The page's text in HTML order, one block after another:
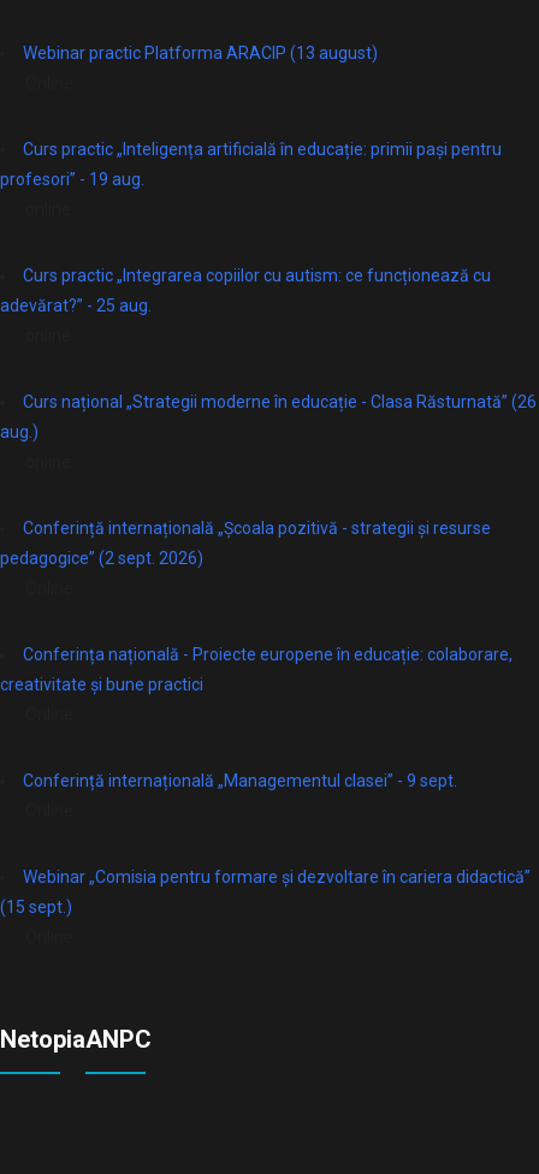
Webinar practic Platforma ARACIP (13 august)
Curs practic „Inteligența artificială în educație: primii pași pentru
profesori” - 19 aug.
Curs practic „Integrarea copiilor cu autism: ce funcționează cu
adevărat?” - 25 aug.
Curs național „Strategii moderne în educație - Clasa Răsturnată” (26
aug.)
Conferință internațională „Școala pozitivă - strategii și resurse
pedagogice” (2 sept. 2026)
Conferința națională - Proiecte europene în educație: colaborare,
creativitate și bune practici
Conferință internațională „Managementul clasei” - 9 sept.
Webinar „Comisia pentru formare și dezvoltare în cariera didactică”
(15 sept.)
NetopiaANPC